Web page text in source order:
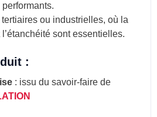
tertiaires ou industrielles, où la
sont essentielles.
:
: issu du savoir-faire de